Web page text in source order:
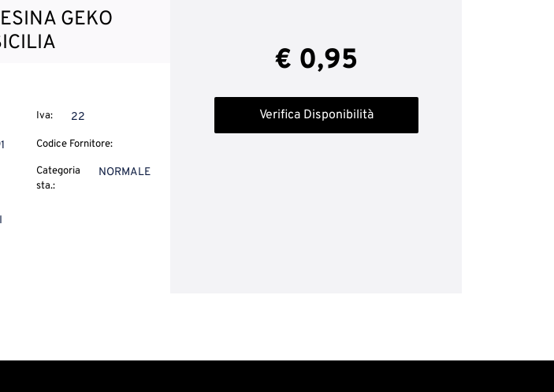
GEKO
Iva: 22
Codice Fornitore:
Categoria
sta.:
NORMALE
€ 0,95
Verifica Disponibilità